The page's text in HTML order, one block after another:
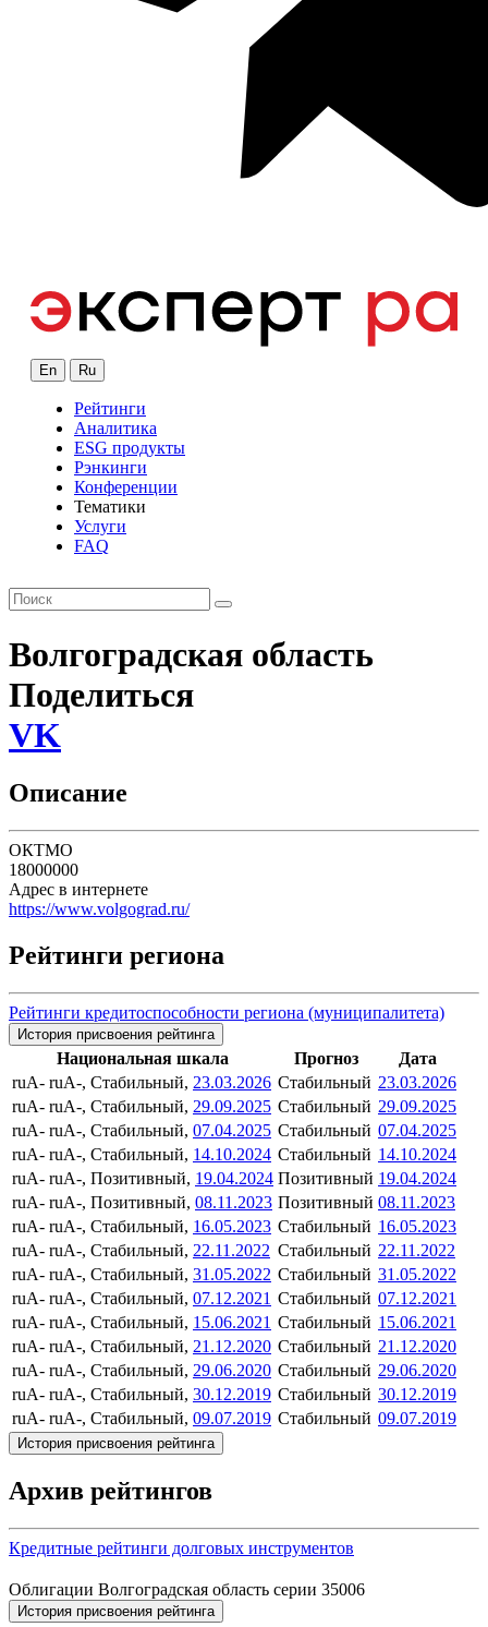
En Ru
Рейтинги
Аналитика
ESG продукты
Рэнкинги
Конференции
Тематики
Услуги
FAQ
Волгоградская область
Поделиться
VK
Описание
ОКТМО
18000000
Адрес в интернете
https://www.volgograd.ru/
Рейтинги региона
Рейтинги кредитоспособности региона (муниципалитета)
История присвоения рейтинга
Национальная шкала Прогноз
Дата
ruA- ruA-, Стабильный, 23.03.2026 Стабильный 23.03.2026
ruA- ruA-, Стабильный, 29.09.2025 Стабильный 29.09.2025
ruA- ruA-, Стабильный, 07.04.2025 Стабильный 07.04.2025
ruA- ruA-, Стабильный, 14.10.2024 Стабильный 14.10.2024
ruA- ruA-, Позитивный, 19.04.2024 Позитивный 19.04.2024
ruA- ruA-, Позитивный, 08.11.2023 Позитивный 08.11.2023
ruA- ruA-, Стабильный, 16.05.2023 Стабильный 16.05.2023
ruA- ruA-, Стабильный, 22.11.2022 Стабильный 22.11.2022
ruA- ruA-, Стабильный, 31.05.2022 Стабильный 31.05.2022
ruA- ruA-, Стабильный, 07.12.2021 Стабильный 07.12.2021
ruA- ruA-, Стабильный, 15.06.2021 Стабильный 15.06.2021
ruA- ruA-, Стабильный, 21.12.2020 Стабильный 21.12.2020
ruA- ruA-, Стабильный, 29.06.2020 Стабильный 29.06.2020
ruA- ruA-, Стабильный, 30.12.2019 Стабильный 30.12.2019
ruA- ruA-, Стабильный, 09.07.2019 Стабильный 09.07.2019
История присвоения рейтинга
Архив рейтингов
Кредитные рейтинги долговых инструментов
Облигации Волгоградская область серии 35006
История присвоения рейтинга